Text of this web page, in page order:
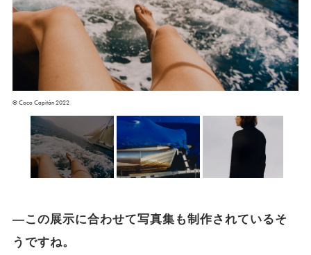
© Coco Capitán 2022
―この展示に合わせて写真集も制作されているそ
うですね。